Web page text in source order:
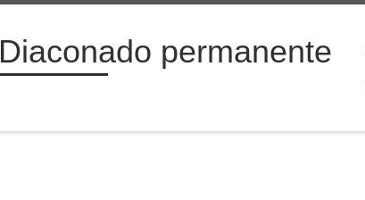
Diaconado permanente